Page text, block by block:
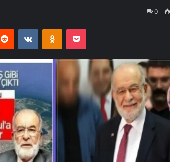
0
Reddit VKontakteOdnoklassniki
Pocket